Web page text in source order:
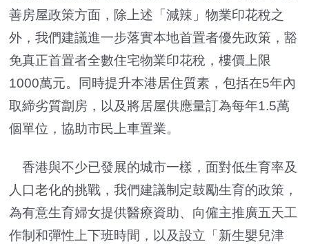
善房屋政策方面，除上述「減辣」物業印花稅之
外，我們建議進一步落實本地首置者優先政策，豁
免真正首置者全數住宅物業印花稅，樓價上限
1000萬元。同時提升本港居住質素，包括在5年內
取締劣質劏房，以及將居屋供應量訂為每年1.5萬
個單位，協助市民上車置業。
香港與不少已發展的城市一樣，面對低生育率及
人口老化的挑戰，我們建議制定鼓勵生育的政策，
為有意生育婦女提供醫療資助、向僱主推廣五天工
作制和彈性上下班時間，以及設立「新生嬰兒津